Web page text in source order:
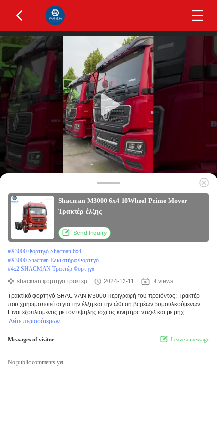
Shacman M3000 6x4 10Wheel Prime Mover
Τρακτέρ έλξης
Send Inquiry
#X3000 Φορτηγό Shacman 6x4
#X3000 Shacman Ελκυστήρα Φορτηγό
#4x2 SHACMAN Τρακτέρ Φορτηγό
shacman φορτηγό τρακτέρ
2024-12-11 4 views
Τρακτικό φορτηγό SHACMAN M3000 Περιγραφή του προϊόντος: Τρακτέρ
που χρησιμοποιείται για την έλξη και την ώθηση βαρέων ρυμουλκούμενων.
Είναι εξοπλισμένος με τον υψηλής ισχύος κινητήρα ντίζελ και με μηχ...
Δείτε περισσότερων
Messages of visitor Leave a message
No public comments yet